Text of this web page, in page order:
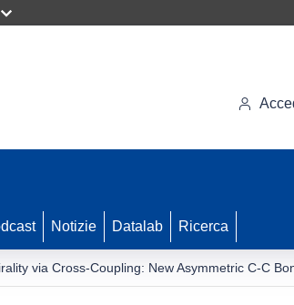
Notizie Datalab Ricerca
via Cross-Coupling: New Asymmetric C-C